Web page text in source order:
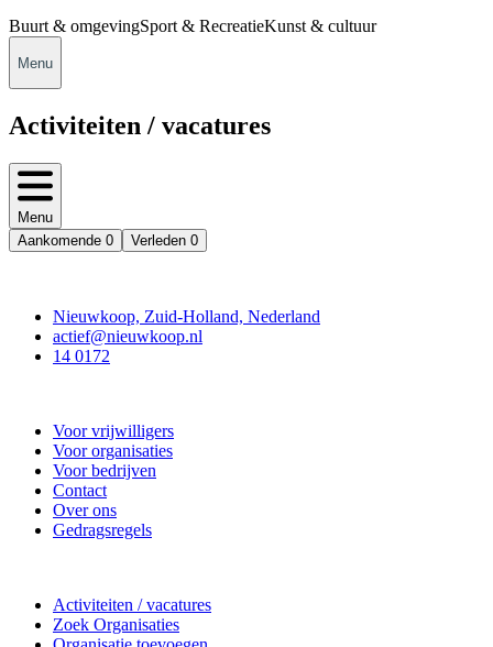
Buurt & omgevingSport & RecreatieKunst & cultuur
Menu
Activiteiten / vacatures
Menu
Aankomende 0 Verleden 0
Nieuwkoop, Zuid-Holland, Nederland
actief@nieuwkoop.nl
14 0172
Voor vrijwilligers
Voor organisaties
Voor bedrijven
Contact
Over ons
Gedragsregels
Activiteiten / vacatures
Zoek Organisaties